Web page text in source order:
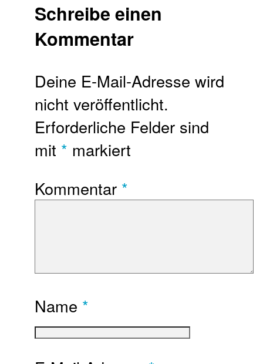
Schreibe einen
Kommentar
Deine E-Mail-Adresse wird
nicht veröffentlicht.
Erforderliche Felder sind
mit * markiert
Kommentar *
Name *